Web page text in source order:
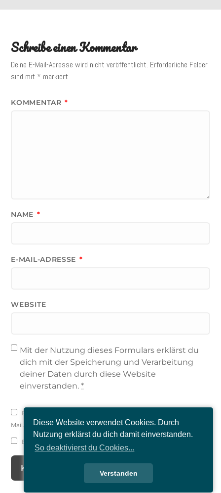
Diese Website verwendet Cookies. Durch
Nutzung erklärst du dich damit einverstanden.
So deaktivierst du Cookies...
Verstanden
Schreibe einen Kommentar
Deine E-Mail-Adresse wird nicht veröffentlicht. Erforderliche Felder
sind mit * markiert
KOMMENTAR *
NAME *
E-MAIL-ADRESSE *
WEBSITE
Mit der Nutzung dieses Formulars erklärst du
dich mit der Speicherung und Verarbeitung
deiner Daten durch diese Website
einverstanden.*
Benachrichtige mich über nachfolgende Kommentare via E-
Mail.
Benachrichtige mich über neue Beiträge via E-Mail.